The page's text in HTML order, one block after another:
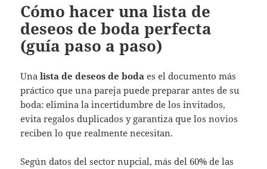
Cómo hacer una lista de
deseos de boda perfecta
(guía paso a paso)
Unalista de deseos de boda es el documento más
práctico que una pareja puede preparar antes de su
boda: elimina la incertidumbre de los invitados,
evita regalos duplicados y garantiza que los novios
reciben lo que realmente necesitan.
Según datos del sector nupcial, más del 60% de las